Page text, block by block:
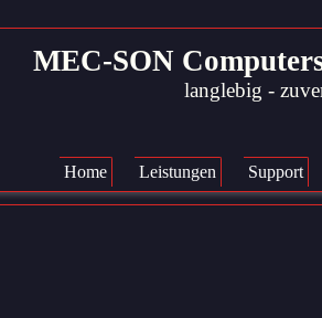
überspringen
Home Leistungen Support
MEC-SON
langlebig -